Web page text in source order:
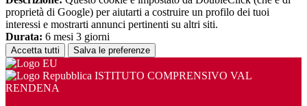
proprietà di Google) per aiutarti a costruire un profilo dei tuoi
interessi e mostrarti annunci pertinenti su altri siti.
Durata: 6 mesi 3 giorni
Accetta tutti Salva le preferenze
ISTITUTO COMPRENSIVO VAL
RENDENA